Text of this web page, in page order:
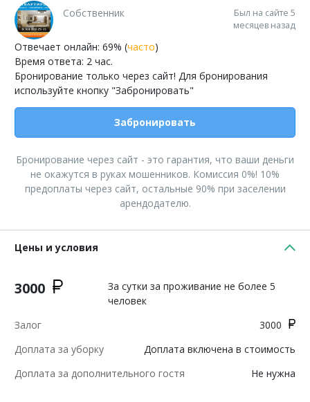
Собственник
Был на сайте 5
месяцев назад
Отвечает онлайн: 69% (часто)
Время ответа: 2 час.
Бронирование только через сайт! Для бронирования
используйте кнопку "Забронировать"
Забронировать
Бронирование через сайт - это гарантия, что ваши деньги
не окажутся в руках мошенников. Комиссия 0%! 10%
предоплаты через сайт, остальные 90% при заселении
арендодателю.
Цены и условия
3000
За сутки за проживание не более 5
человек
Залог
3000
Доплата за уборку
Доплата включена в стоимость
Доплата за дополнительного гостя
Не нужна